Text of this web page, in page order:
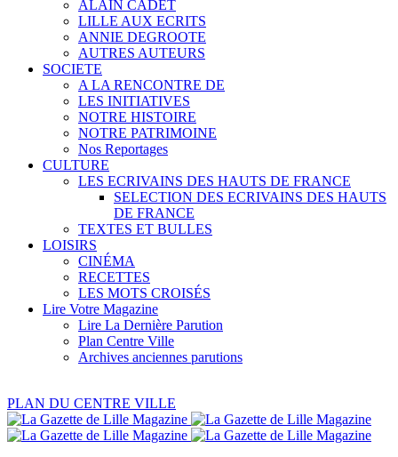
ALAIN CADET
LILLE AUX ECRITS
ANNIE DEGROOTE
AUTRES AUTEURS
SOCIETE
A LA RENCONTRE DE
LES INITIATIVES
NOTRE HISTOIRE
NOTRE PATRIMOINE
Nos Reportages
CULTURE
LES ECRIVAINS DES HAUTS DE FRANCE
SELECTION DES ECRIVAINS DES HAUTS
DE FRANCE
TEXTES ET BULLES
LOISIRS
CINÉMA
RECETTES
LES MOTS CROISÉS
Lire Votre Magazine
Lire La Dernière Parution
Plan Centre Ville
Archives anciennes parutions
PLAN DU CENTRE VILLE